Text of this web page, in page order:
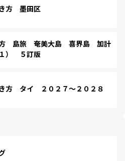
方 墨田区
方 島旅 奄美大島 喜界島 加計
） ５訂版
方 タイ ２０２７～２０２８